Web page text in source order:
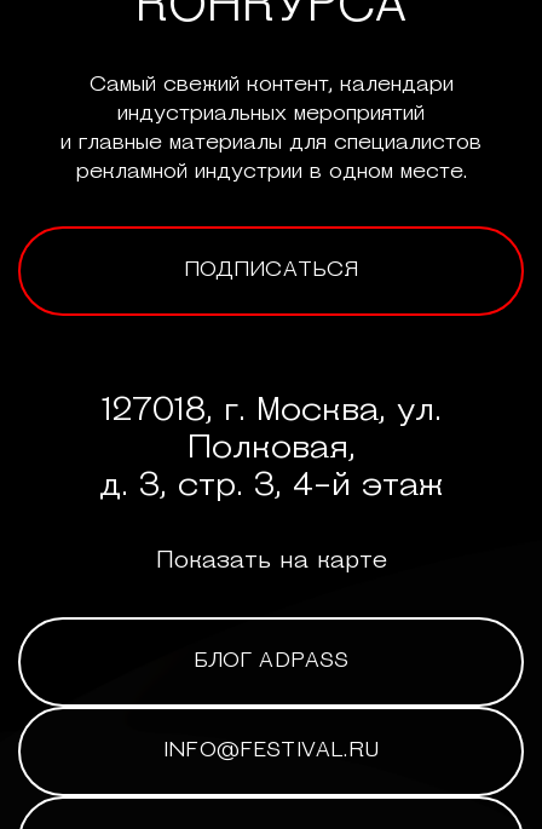
Самый свежий контент, календари
индустриальных мероприятий
и главные материалы для специалистов
рекламной индустрии в одном месте.
ПОДПИСАТЬСЯ
127018, г. Москва, ул.
Полковая,
д. 3, стр. 3, 4-й этаж
Показать на карте
БЛОГ ADPASS
INFO@FESTIVAL.RU